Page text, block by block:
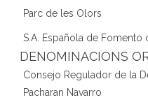
Parc de les Olors
S.A. Española de Fomento
DENOMINACIONS
Consejo Regulador de la
Pacharan Navarro